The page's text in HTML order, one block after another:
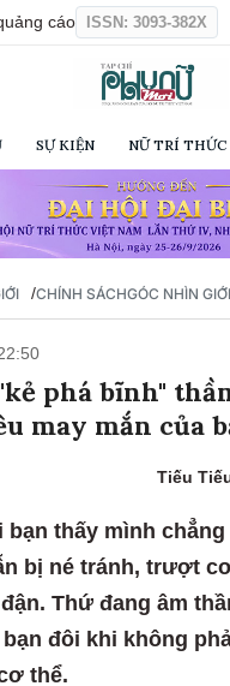
cáo ISSN: 3093-382X
SỰ KIỆN NỮ TRÍ THỨC
/CHÍNH SÁCHGÓC NHÌN GIỚI
phá bĩnh"
may mắn của
Tiếu
bạn thấy mình chẳng
bị né tránh, trượt
Thứ đang âm
đôi khi không
thể.